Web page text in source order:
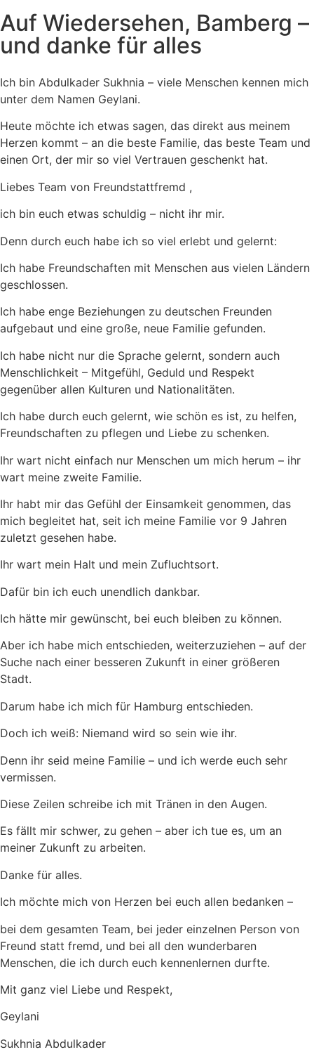
Auf Wiedersehen, Bamberg –
und danke für alles
Ich bin Abdulkader Sukhnia – viele Menschen kennen mich
unter dem Namen Geylani.
Heute möchte ich etwas sagen, das direkt aus meinem
Herzen kommt – an die beste Familie, das beste Team und
einen Ort, der mir so viel Vertrauen geschenkt hat.
Liebes Team von Freundstattfremd ,
ich bin euch etwas schuldig – nicht ihr mir.
Denn durch euch habe ich so viel erlebt und gelernt:
Ich habe Freundschaften mit Menschen aus vielen Ländern
geschlossen.
Ich habe enge Beziehungen zu deutschen Freunden
aufgebaut und eine große, neue Familie gefunden.
Ich habe nicht nur die Sprache gelernt, sondern auch
Menschlichkeit – Mitgefühl, Geduld und Respekt
gegenüber allen Kulturen und Nationalitäten.
Ich habe durch euch gelernt, wie schön es ist, zu helfen,
Freundschaften zu pflegen und Liebe zu schenken.
Ihr wart nicht einfach nur Menschen um mich herum – ihr
wart meine zweite Familie.
Ihr habt mir das Gefühl der Einsamkeit genommen, das
mich begleitet hat, seit ich meine Familie vor 9 Jahren
zuletzt gesehen habe.
Ihr wart mein Halt und mein Zufluchtsort.
Dafür bin ich euch unendlich dankbar.
Ich hätte mir gewünscht, bei euch bleiben zu können.
Aber ich habe mich entschieden, weiterzuziehen – auf der
Suche nach einer besseren Zukunft in einer größeren
Stadt.
Darum habe ich mich für Hamburg entschieden.
Doch ich weiß: Niemand wird so sein wie ihr.
Denn ihr seid meine Familie – und ich werde euch sehr
vermissen.
Diese Zeilen schreibe ich mit Tränen in den Augen.
Es fällt mir schwer, zu gehen – aber ich tue es, um an
meiner Zukunft zu arbeiten.
Danke für alles.
Ich möchte mich von Herzen bei euch allen bedanken –
bei dem gesamten Team, bei jeder einzelnen Person von
Freund statt fremd, und bei all den wunderbaren
Menschen, die ich durch euch kennenlernen durfte.
Mit ganz viel Liebe und Respekt,
Geylani
Sukhnia Abdulkader